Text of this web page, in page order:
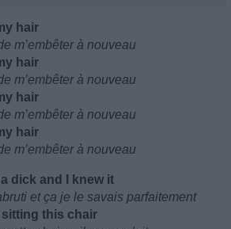
hair
m’embêter à nouveau
hair
m’embêter à nouveau
hair
m’embêter à nouveau
hair
m’embêter à nouveau
dick and I knew it
et ça je le savais parfaitement
this chair